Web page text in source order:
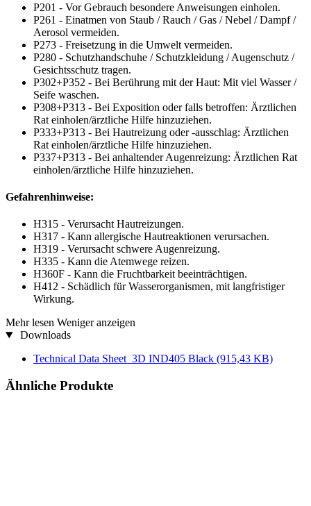
P201 - Vor Gebrauch besondere Anweisungen einholen.
P261 - Einatmen von Staub / Rauch / Gas / Nebel / Dampf /
Aerosol vermeiden.
P273 - Freisetzung in die Umwelt vermeiden.
P280 - Schutzhandschuhe / Schutzkleidung / Augenschutz /
Gesichtsschutz tragen.
P302+P352 - Bei Berührung mit der Haut: Mit viel Wasser /
Seife waschen.
P308+P313 - Bei Exposition oder falls betroffen: Ärztlichen
Rat einholen/ärztliche Hilfe hinzuziehen.
P333+P313 - Bei Hautreizung oder -ausschlag: Ärztlichen
Rat einholen/ärztliche Hilfe hinzuziehen.
P337+P313 - Bei anhaltender Augenreizung: Ärztlichen Rat
einholen/ärztliche Hilfe hinzuziehen.
Gefahrenhinweise:
H315 - Verursacht Hautreizungen.
H317 - Kann allergische Hautreaktionen verursachen.
H319 - Verursacht schwere Augenreizung.
H335 - Kann die Atemwege reizen.
H360F - Kann die Fruchtbarkeit beeinträchtigen.
H412 - Schädlich für Wasserorganismen, mit langfristiger
Wirkung.
Mehr lesen Weniger anzeigen
Downloads
Technical Data Sheet_3D IND405 Black (915,43 KB)
Ähnliche Produkte